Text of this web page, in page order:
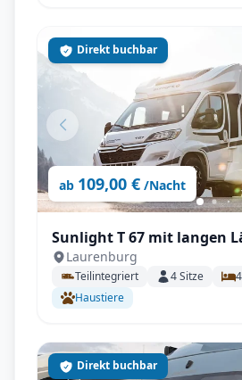
ab 109,00 € /Nacht
Direkt buchbar
Sunlight T 67 mit langen
und voll Autrak
Laurenburg
Teilintegriert 4Sitze 4
Haustiere
Direkt buchbar